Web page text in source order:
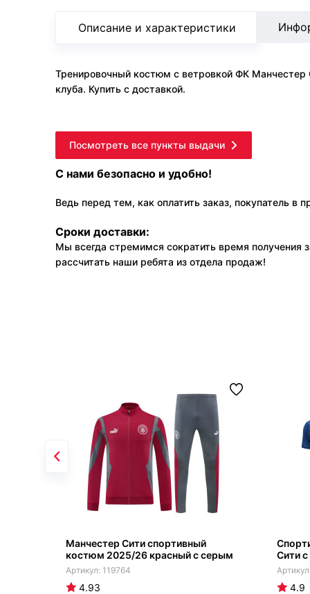
Описание и характеристики
Тренировочный костюм с ветровкой ФК Манчестер
клуба. Купить с доставкой.
Посмотреть все пункты выдачи
С нами безопасно и удобно!
Ведь перед тем, как оплатить заказ, покупатель в
Сроки доставки:
Мы всегда стремимся сократить время получения
рассчитать наши ребята из отдела продаж!
Манчестер Сити спортивный
костюм 2025/26 красный с серым
119764
4.93
Сити
4.9